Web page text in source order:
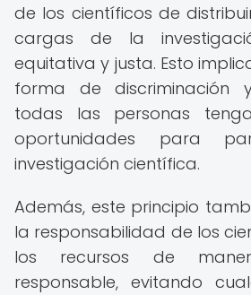
de los científicos de
cargas de la
equitativa y justa. Esto
forma de discriminación
todas las personas
oportunidades para
investigación científica.
Además, este principio
la responsabilidad de los
los recursos de
responsable, evitando